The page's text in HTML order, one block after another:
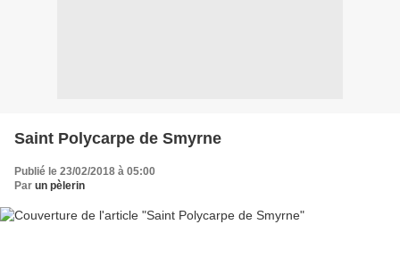
Saint Polycarpe de Smyrne
Publié le 23/02/2018 à 05:00
Par un pèlerin